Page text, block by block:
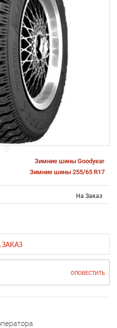
Зимние шины Goodyear
Зимние шины 255/65 R17
На Заказ
ЗАКАЗ
ОПОВЕСТИТЬ